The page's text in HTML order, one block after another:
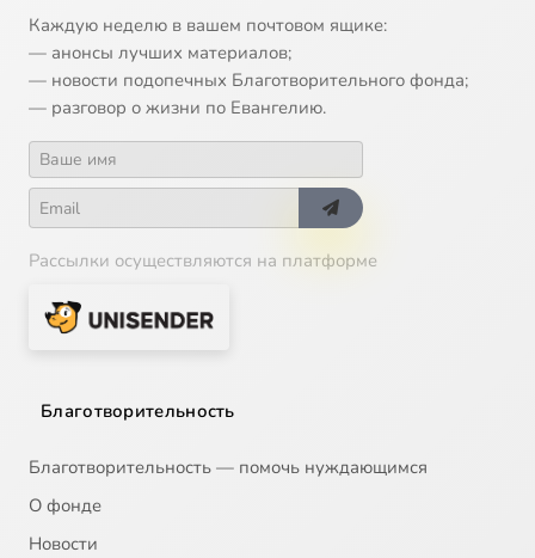
Каждую неделю в вашем почтовом ящике:
— анонсы лучших материалов;
— новости подопечных Благотворительного фонда;
— разговор о жизни по Евангелию.
Рассылки осуществляются на платформе
Благотворительность
Благотворительность — помочь нуждающимся
О фонде
Новости